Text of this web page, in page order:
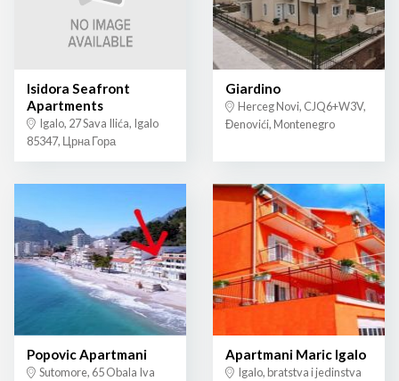
Isidora Seafront
Apartments
Igalo, 27 Sava Ilića, Igalo
85347, Црна Гора
Giardino
Herceg Novi, CJQ6+W3V,
Đenovići, Montenegro
Popovic Apartmani
Sutomore, 65 Obala Iva
Apartmani Maric Igalo
Igalo, bratstva i jedinstva